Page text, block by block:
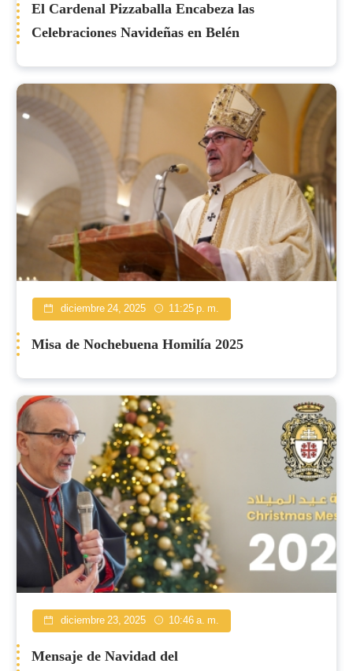
El Cardenal Pizzaballa Encabeza las
Celebraciones Navideñas en Belén
diciembre 24, 2025 11:25 p. m.
Misa de Nochebuena Homilía 2025
diciembre 23, 2025 10:46 a. m.
Mensaje de Navidad del